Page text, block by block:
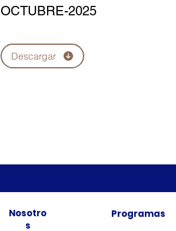
OCTUBRE-2025
Descargar
Nosotro
s
Programas